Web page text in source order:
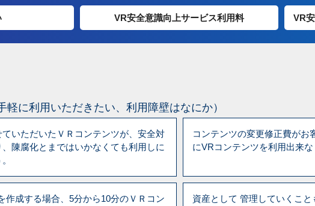
VR安全意識向上サービス利用料 VR
軽に利用いただきたい、利用障壁はなにか）
いただいたＶＲコンテンツが、安全対
陳腐化とまではいかなくても利用しに
コンテンツの変更修正費がお
にVRコンテンツを利用出来
作成する場合、5分から10分のＶＲコン
資産として 管理していくこ